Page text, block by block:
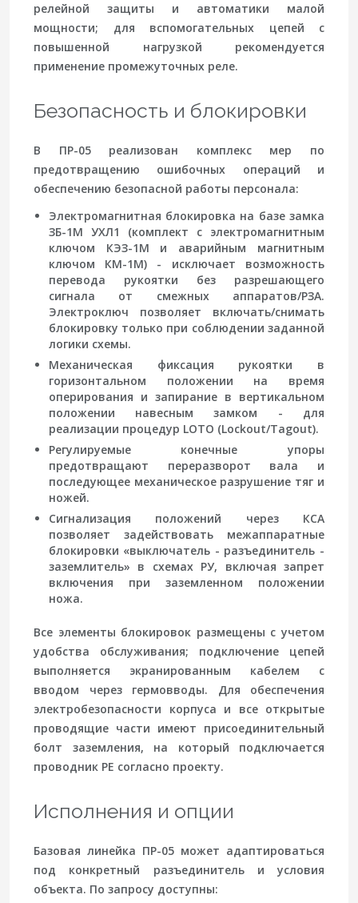
релейной защиты и автоматики малой
мощности; для вспомогательных цепей с
повышенной нагрузкой рекомендуется
применение промежуточных реле.
Безопасность и блокировки
В ПР-05 реализован комплекс мер по
предотвращению ошибочных операций и
обеспечению безопасной работы персонала:
Электромагнитная блокировка на базе замка
ЗБ-1М УХЛ1 (комплект с электромагнитным
ключом КЭЗ-1М и аварийным магнитным
ключом КМ-1М) - исключает возможность
перевода рукоятки без разрешающего
сигнала от смежных аппаратов/РЗА.
Электроключ позволяет включать/снимать
блокировку только при соблюдении заданной
логики схемы.
Механическая фиксация рукоятки в
горизонтальном положении на время
оперирования и запирание в вертикальном
положении навесным замком - для
реализации процедур LOTO (Lockout/Tagout).
Регулируемые конечные упоры
предотвращают переразворот вала и
последующее механическое разрушение тяг и
ножей.
Сигнализация положений через КСА
позволяет задействовать межаппаратные
блокировки «выключатель - разъединитель -
заземлитель» в схемах РУ, включая запрет
включения при заземленном положении
ножа.
Все элементы блокировок размещены с учетом
удобства обслуживания; подключение цепей
выполняется экранированным кабелем с
вводом через гермовводы. Для обеспечения
электробезопасности корпуса и все открытые
проводящие части имеют присоединительный
болт заземления, на который подключается
проводник PE согласно проекту.
Исполнения и опции
Базовая линейка ПР-05 может адаптироваться
под конкретный разъединитель и условия
объекта. По запросу доступны: